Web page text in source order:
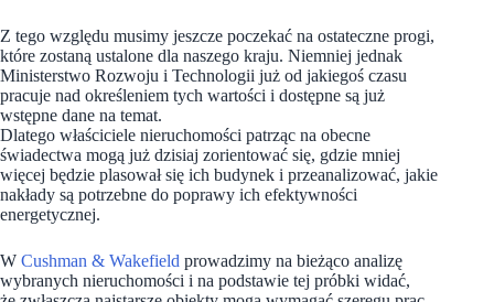
Z tego względu musimy jeszcze poczekać na ostateczne progi,
które zostaną ustalone dla naszego kraju. Niemniej jednak
Ministerstwo Rozwoju i Technologii już od jakiegoś czasu
pracuje nad określeniem tych wartości i dostępne są już
wstępne dane na temat.
Dlatego właściciele nieruchomości patrząc na obecne
świadectwa mogą już dzisiaj zorientować się, gdzie mniej
więcej będzie plasował się ich budynek i przeanalizować, jakie
nakłady są potrzebne do poprawy ich efektywności
energetycznej.
W Cushman & Wakefield prowadzimy na bieżąco analizę
wybranych nieruchomości i na podstawie tej próbki widać,